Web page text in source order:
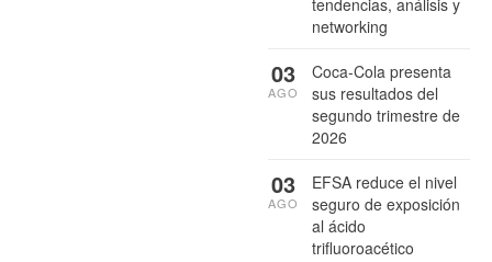
networking
Coca-Cola presenta
sus resultados del
segundo trimestre de
2026
03
AGO
EFSA reduce el nivel
seguro de exposición
al ácido
trifluoroacético
03
AGO